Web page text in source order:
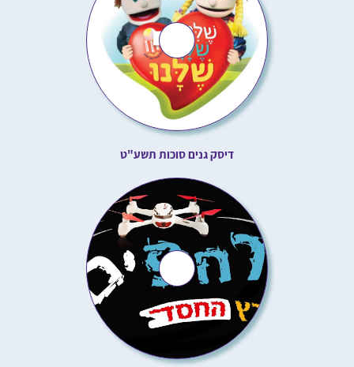
דיסק גנים סוכות תשע"ט